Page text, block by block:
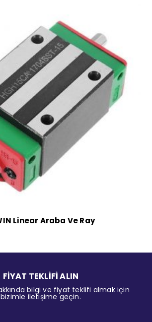
Linear Araba Ve Ray
FİYAT TEKLİFİ ALIN
bilgi ve fiyat teklifi almak için
bizimle iletişime geçin.